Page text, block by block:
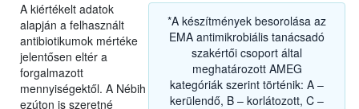
*A készítmények besorolása az
EMA antimikrobiális tanácsadó
szakértői csoport által
meghatározott AMEG
kategóriák szerint történik: A –
kerülendő, B – korlátozott, C –
A kiértékelt adatok
alapján a felhasznált
antibiotikumok mértéke
jelentősen eltér a
forgalmazott
mennyiségektől. A Nébih
ezúton is szeretné